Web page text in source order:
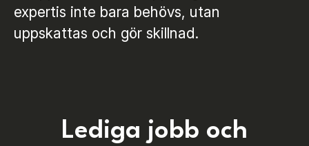
expertis inte bara behövs, utan
uppskattas och gör skillnad.
Lediga jobb och